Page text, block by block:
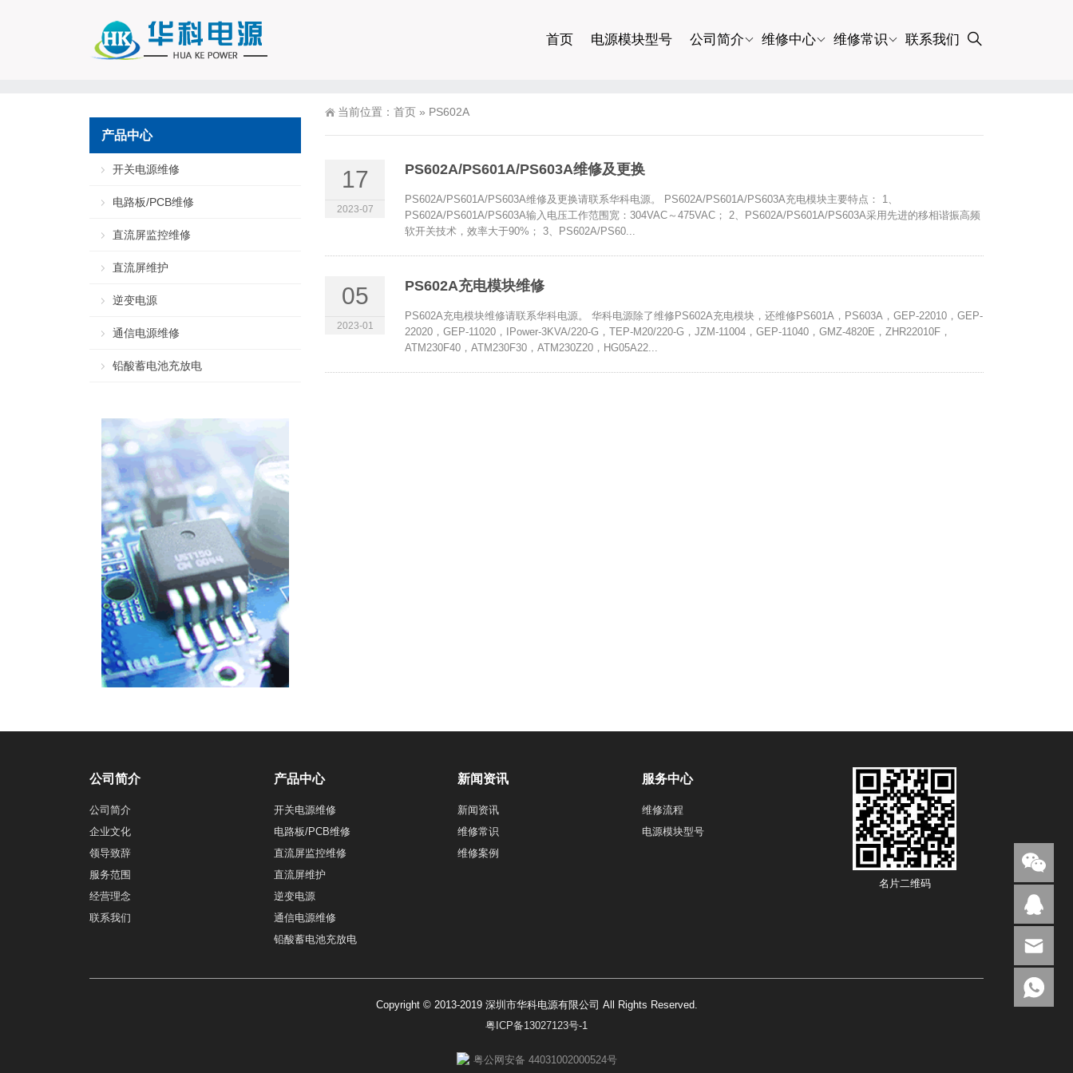
首页 电源模块型号 公司简介 维修中心 维修常识 联系我们
当前位置： 首页 » PS602A
17
2023-07
PS602A/PS601A/PS603A维修及更换
PS602A/PS601A/PS603A维修及更换请联系华科电源。 PS602A/PS601A/PS603A充电模块主要特点： 1、
PS602A/PS601A/PS603A输入电压工作范围宽：304VAC～475VAC； 2、PS602A/PS601A/PS603A采用先进的移相谐振高频
软开关技术，效率大于90%； 3、PS602A/PS60...
05
2023-01
PS602A充电模块维修
PS602A充电模块维修请联系华科电源。 华科电源除了维修PS602A充电模块，还维修PS601A，PS603A，GEP-22010，GEP-
22020，GEP-11020，IPower-3KVA/220-G，TEP-M20/220-G，JZM-11004，GEP-11040，GMZ-4820E，ZHR22010F，
ATM230F40，ATM230F30，ATM230Z20，HG05A22...
产品中心
开关电源维修
电路板/PCB维修
直流屏监控维修
直流屏维护
逆变电源
通信电源维修
铅酸蓄电池充放电
公司简介
公司简介
企业文化
领导致辞
服务范围
经营理念
联系我们
产品中心
开关电源维修
电路板/PCB维修
直流屏监控维修
直流屏维护
逆变电源
通信电源维修
铅酸蓄电池充放电
新闻资讯
新闻资讯
维修常识
维修案例
服务中心
维修流程
电源模块型号
名片二维码
Copyright © 2013-2019 深圳市华科电源有限公司 All Rights Reserved.
粤ICP备13027123号-1
粤公网安备 44031002000524号